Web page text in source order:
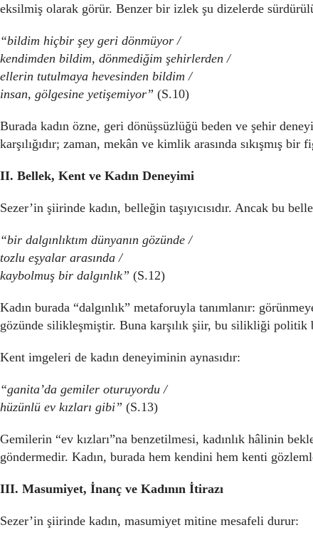
eksilmiş olarak görür. Benzer bir izlek şu dizelerde
“bildim hiçbir şey geri dönmüyor /
kendimden bildim, dönmediğim şehirlerden /
ellerin tutulmaya hevesinden bildim /
insan, gölgesine yetişemiyor” (S.10)
Burada kadın özne, geri dönüşsüzlüğü beden ve şehir
karşılığıdır; zaman, mekân ve kimlik arasında sıkışmış bir
II. Bellek, Kent ve Kadın Deneyimi
Sezer’in şiirinde kadın, belleğin taşıyıcısıdır. Ancak bu
“bir dalgınlıktım dünyanın gözünde /
tozlu eşyalar arasında /
kaybolmuş bir dalgınlık” (S.12)
Kadın burada “dalgınlık” metaforuyla tanımlanır:
gözünde silikleşmiştir. Buna karşılık şiir, bu silikliği politik
Kent imgeleri de kadın deneyiminin aynasıdır:
“ganita’da gemiler oturuyordu /
hüzünlü ev kızları gibi” (S.13)
Gemilerin “ev kızları”na benzetilmesi, kadınlık hâlinin
göndermedir. Kadın, burada hem kendini hem kenti
III. Masumiyet, İnanç ve Kadının İtirazı
Sezer’in şiirinde kadın, masumiyet mitine mesafeli durur: